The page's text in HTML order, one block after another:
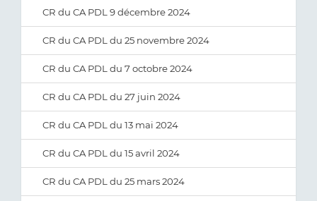
CR du CA PDL 9 décembre 2024
CR du CA PDL du 25 novembre 2024
CR du CA PDL du 7 octobre 2024
CR du CA PDL du 27 juin 2024
CR du CA PDL du 13 mai 2024
CR du CA PDL du 15 avril 2024
CR du CA PDL du 25 mars 2024